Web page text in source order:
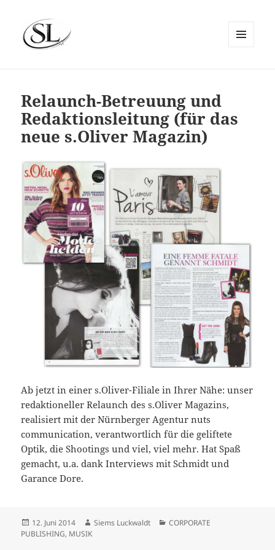
Relaunch-Betreuung und
Redaktionsleitung (für das
neue s.Oliver Magazin)
Ab jetzt in einer s.Oliver-Filiale in Ihrer Nähe: unser
redaktioneller Relaunch des s.Oliver Magazins,
realisiert mit der Nürnberger Agentur nuts
communication, verantwortlich für die geliftete
Optik, die Shootings und viel, viel mehr. Hat Spaß
gemacht, u.a. dank Interviews mit Schmidt und
Garance Dore.
Veröffentlicht
am
12. Juni 2014 Autor
Siems Luckwaldt Kategorien
CORPORATE
PUBLISHING, MUSIK